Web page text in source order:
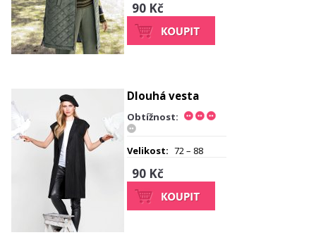
90 Kč
Dlouhá vesta
Obtížnost:
Velikost: 72 – 88
90 Kč